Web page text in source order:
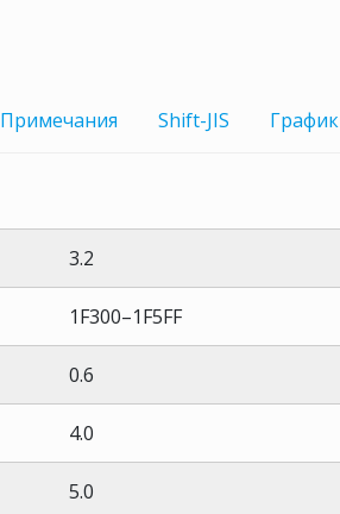
Примечания Shift-JIS График
3.2
1F300–1F5FF
0.6
4.0
5.0